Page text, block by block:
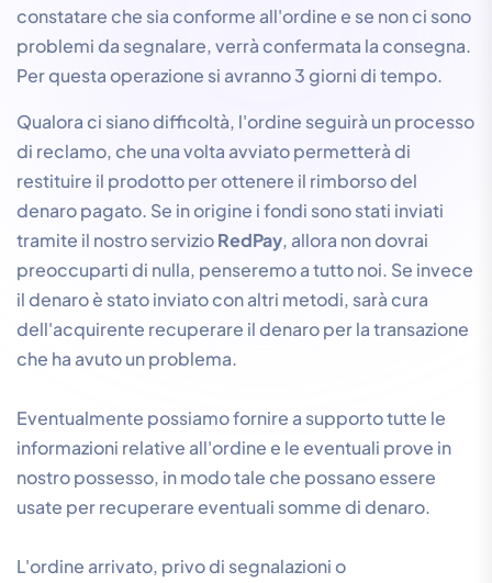
constatare che sia conforme all'ordine e se non ci sono
problemi da segnalare, verrà confermata la consegna.
Per questa operazione si avranno 3 giorni di tempo.
Qualora ci siano difficoltà, l'ordine seguirà un processo
di reclamo, che una volta avviato permetterà di
restituire il prodotto per ottenere il rimborso del
denaro pagato. Se in origine i fondi sono stati inviati
tramite il nostro servizioRedPay, allora non dovrai
preoccuparti di nulla, penseremo a tutto noi. Se invece
il denaro è stato inviato con altri metodi, sarà cura
dell'acquirente recuperare il denaro per la transazione
che ha avuto un problema.
Eventualmente possiamo fornire a supporto tutte le
informazioni relative all'ordine e le eventuali prove in
nostro possesso, in modo tale che possano essere
usate per recuperare eventuali somme di denaro.
L'ordine arrivato, privo di segnalazioni o